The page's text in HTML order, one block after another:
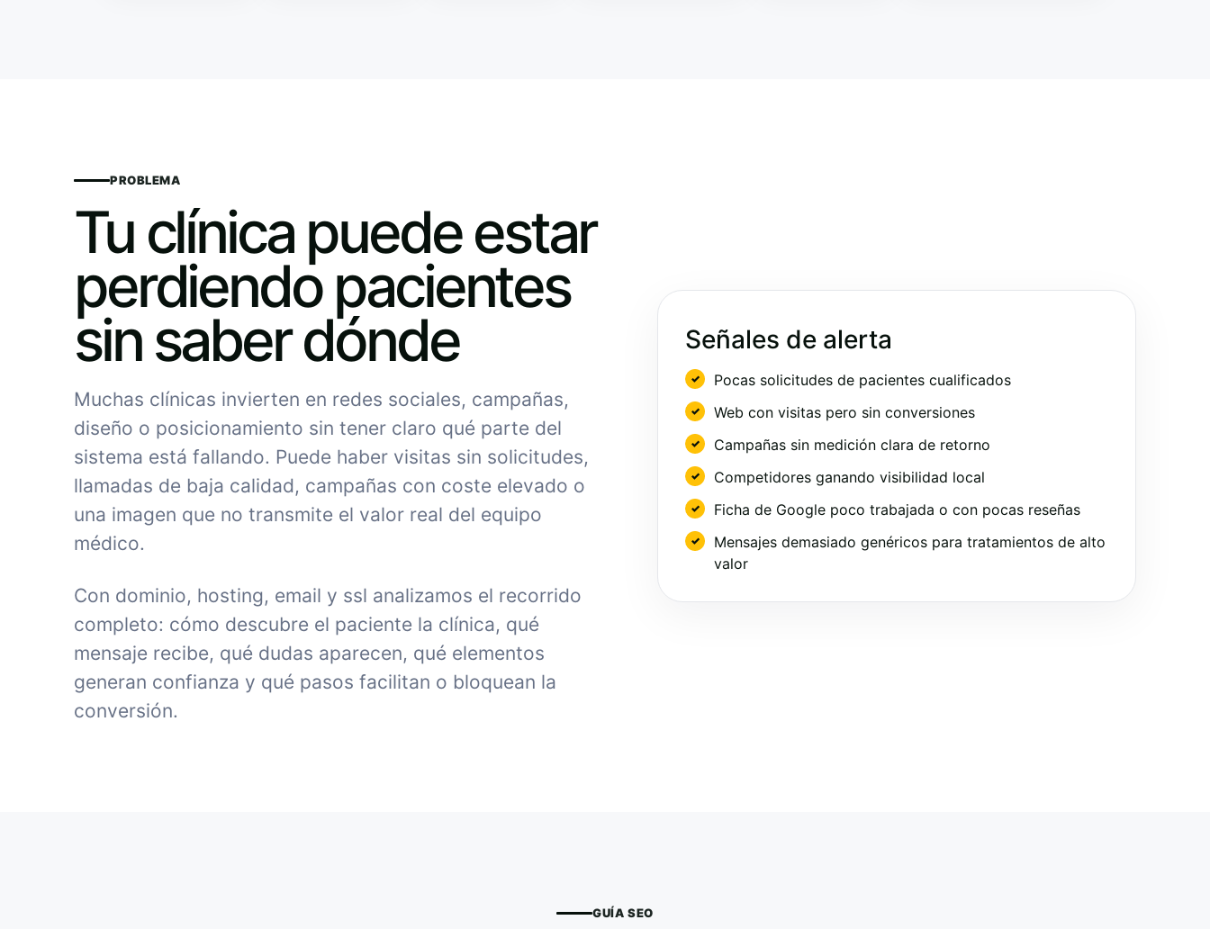
PROBLEMA
Tu clínica puede estar
perdiendo pacientes
sin saber dónde
Muchas clínicas invierten en redes sociales, campañas,
diseño o posicionamiento sin tener claro qué parte del
sistema está fallando. Puede haber visitas sin solicitudes,
llamadas de baja calidad, campañas con coste elevado o
una imagen que no transmite el valor real del equipo
médico.
Con dominio, hosting, email y ssl analizamos el recorrido
completo: cómo descubre el paciente la clínica, qué
mensaje recibe, qué dudas aparecen, qué elementos
generan confianza y qué pasos facilitan o bloquean la
conversión.
Señales de alerta
Pocas solicitudes de pacientes cualificados
Web con visitas pero sin conversiones
Campañas sin medición clara de retorno
Competidores ganando visibilidad local
Ficha de Google poco trabajada o con pocas reseñas
Mensajes demasiado genéricos para tratamientos de alto
valor
GUÍA SEO